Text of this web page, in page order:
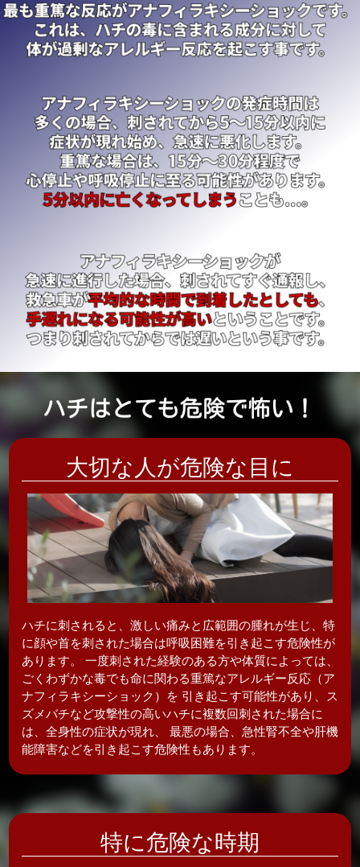
大切な人が危険な目に
ハチに刺されると、激しい痛みと広範囲の腫れが生じ、特
に顔や首を刺された場合は呼吸困難を引き起こす危険性が
あります。 一度刺された経験のある方や体質によっては、
ごくわずかな毒でも命に関わる重篤なアレルギー反応（ア
ナフィラキシーショック）を 引き起こす可能性があり、ス
ズメバチなど攻撃性の高いハチに複数回刺された場合に
は、全身性の症状が現れ、 最悪の場合、急性腎不全や肝機
能障害などを引き起こす危険性もあります。
特に危険な時期